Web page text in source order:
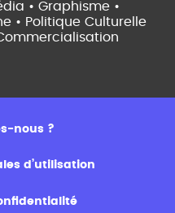
• Graphisme •
• Politique Culturelle
nous ?
d’utilisation